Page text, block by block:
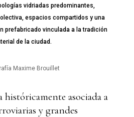
vidriadas predominantes,
espacios compartidos y una
prefabricado vinculada a la tradición
de la ciudad.
Maxime Brouillet
históricamente asociada a
y grandes